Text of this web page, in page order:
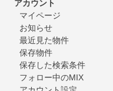
アカウント
マイページ
お知らせ
最近見た物件
保存物件
保存した検索条件
フォロー中のMIX